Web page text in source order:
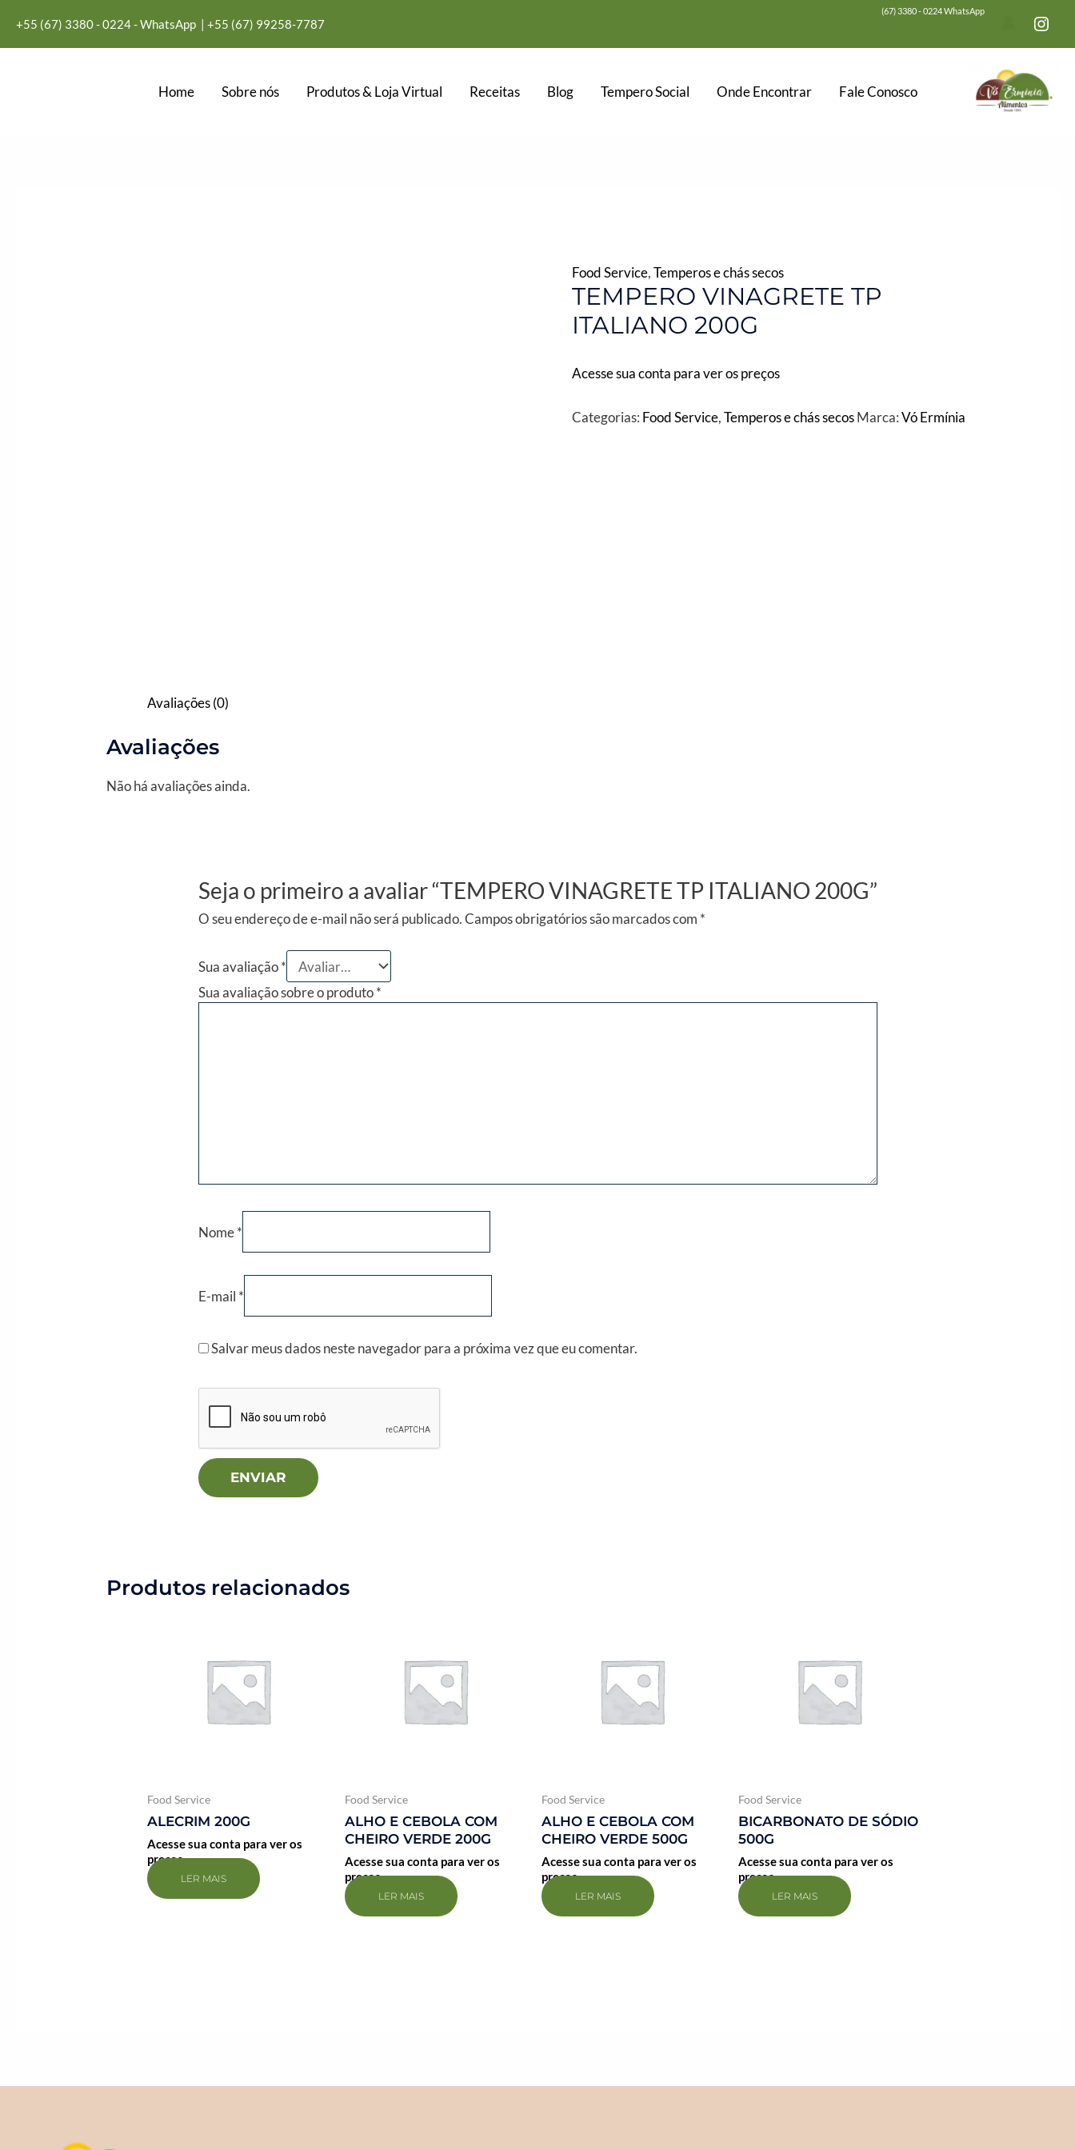
para
o
+55 (67) 3380 - 0224 - WhatsApp | +55 (67) 99258-7787
(67) 3380 - 0224 WhatsApp
Home Sobre nós Produtos & Loja Virtual Receitas Blog Tempero Social Onde Encontrar Fale Conosco
Food Service,Temperos e chás secos
TEMPERO VINAGRETE TP
ITALIANO 200G
Acesse sua conta para ver os preços
Categorias: Food Service,Temperos e chás secosMarca:Vó Ermínia
Avaliações (0)
Avaliações
Não há avaliações ainda.
Seja o primeiro a avaliar “TEMPERO VINAGRETE TP ITALIANO 200G”
O seu endereço de e-mail não será publicado. Campos obrigatórios são marcados com *
Sua avaliação*
Sua avaliação sobre o produto*
Nome*
E-mail *
Salvar meus dados neste navegador para a próxima vez que eu comentar.
Produtos relacionados
Food Service
ALECRIM 200G
Acesse sua conta para ver os
preços
LER MAIS
Food Service
ALHO E CEBOLA COM
CHEIRO VERDE 200G
Acesse sua conta para ver os
preços
LER MAIS
Food Service
ALHO E CEBOLA COM
CHEIRO VERDE 500G
Acesse sua conta para ver os
preços
LER MAIS
Food Service
BICARBONATO DE SÓDIO
500G
Acesse sua conta para ver os
preços
LER MAIS